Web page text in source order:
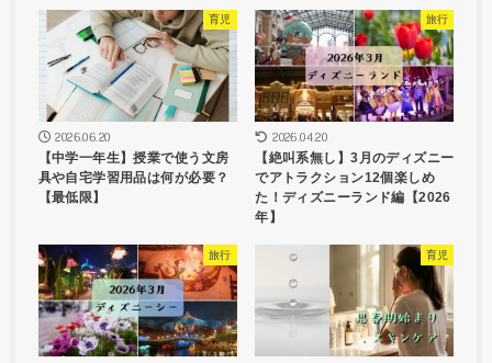
育児
2026.06.20
【中学一年生】授業で使う文房
具や自宅学習用品は何が必要？
【最低限】
旅行
2026.04.20
【絶叫系無し】3月のディズニー
でアトラクション12個楽しめ
た！ディズニーランド編【2026
年】
旅行 育児